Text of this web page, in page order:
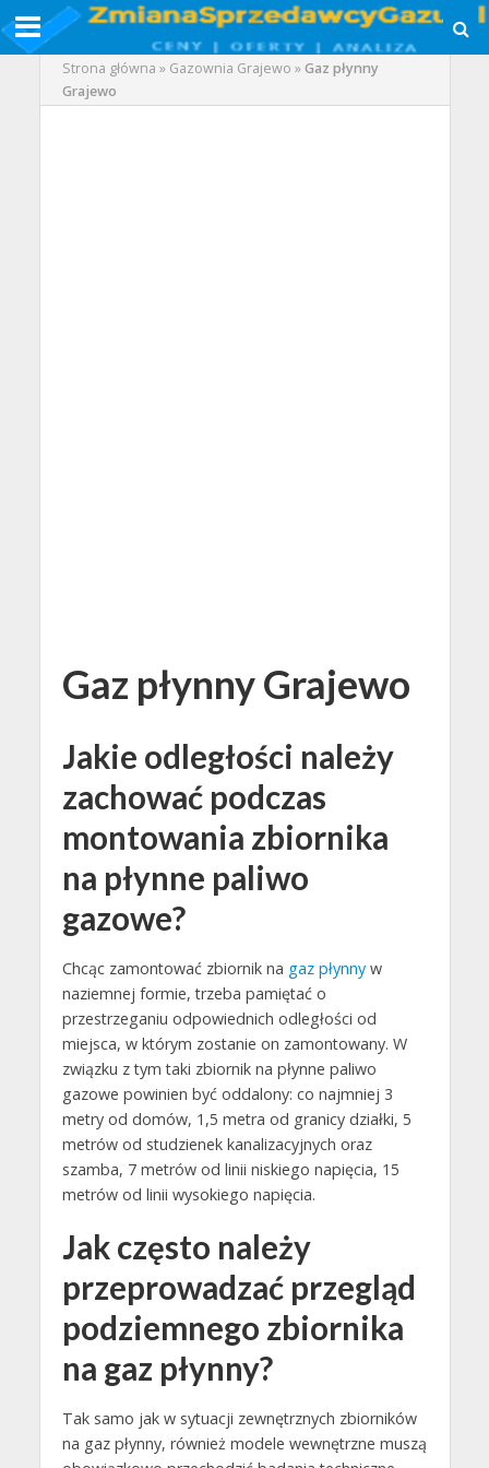
Strona główna » Gazownia Grajewo »Gaz płynny
Grajewo
Gaz płynny Grajewo
Jakie odległości należy
zachować podczas
montowania zbiornika
na płynne paliwo
gazowe?
Chcąc zamontować zbiornik na gaz płynnyw
naziemnej formie, trzeba pamiętać o
przestrzeganiu odpowiednich odległości od
miejsca, w którym zostanie on zamontowany. W
związku z tym taki zbiornik na płynne paliwo
gazowe powinien być oddalony: co najmniej 3
metry od domów, 1,5 metra od granicy działki, 5
metrów od studzienek kanalizacyjnych oraz
szamba, 7 metrów od linii niskiego napięcia, 15
metrów od linii wysokiego napięcia.
Jak często należy
przeprowadzać przegląd
podziemnego zbiornika
na gaz płynny?
Tak samo jak w sytuacji zewnętrznych zbiorników
na gaz płynny, również modele wewnętrzne muszą